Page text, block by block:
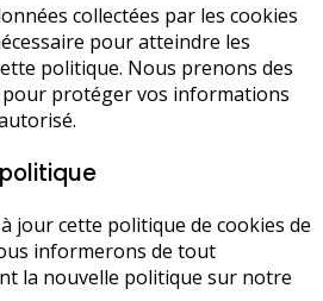
collectées par les cookies
pour atteindre les
politique. Nous prenons des
protéger vos informations
jour cette politique de cookies de
informerons de tout
la nouvelle politique sur notre